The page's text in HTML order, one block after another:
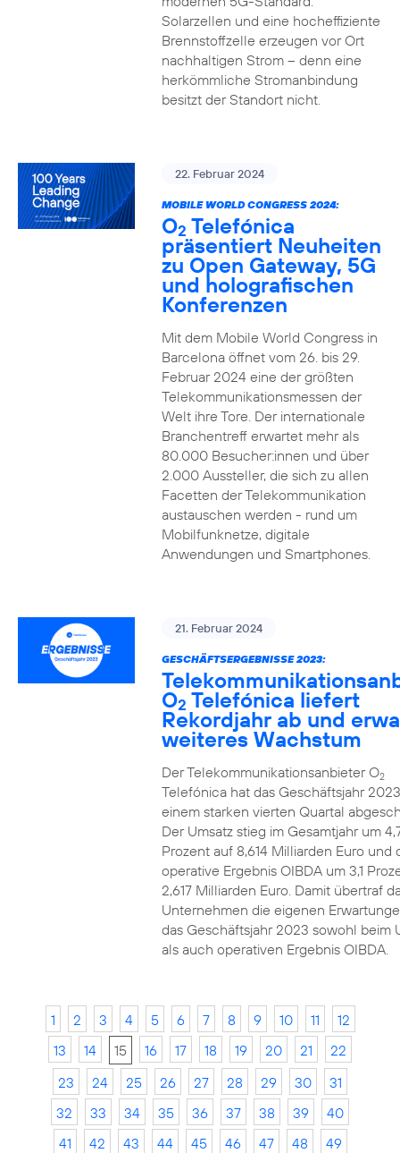
Solarzellen und eine hocheffiziente
Brennstoffzelle erzeugen vor Ort
nachhaltigen Strom – denn eine
herkömmliche Stromanbindung
besitzt der Standort nicht.
22. Februar 2024
MOBILE WORLD CONGRESS 2024:
O2 Telefónica
präsentiert Neuheiten
zu Open Gateway, 5G
und holografischen
Konferenzen
Mit dem Mobile World Congress in
Barcelona öffnet vom 26. bis 29.
Februar 2024 eine der größten
Telekommunikationsmessen der
Welt ihre Tore. Der internationale
Branchentreff erwartet mehr als
80.000 Besucher:innen und über
2.000 Aussteller, die sich zu allen
Facetten der Telekommunikation
austauschen werden - rund um
Mobilfunknetze, digitale
Anwendungen und Smartphones.
21. Februar 2024
GESCHÄFTSERGEBNISSE 2023:
O2 Telefónica liefert
Rekordjahr ab und
weiteres Wachstum
Der Telekommunikationsanbieter O2
Telefónica hat das Geschäftsjahr
einem starken vierten Quartal
Der Umsatz stieg im Gesamtjahr um
Prozent auf 8,614 Milliarden Euro und
operative Ergebnis OIBDA um 3,1
2,617 Milliarden Euro. Damit übertraf
Unternehmen die eigenen
das Geschäftsjahr 2023 sowohl beim
als auch operativen Ergebnis OIBDA.
1 2 3 4 5 6 7 8 9 10 11
12
13
14 15 16 17 18 19 20 21
22
23
24 25 26 27 28 29 30
31
32
33 34 35 36 37 38 39
40
41
42 43 44 45 46 47 48
49